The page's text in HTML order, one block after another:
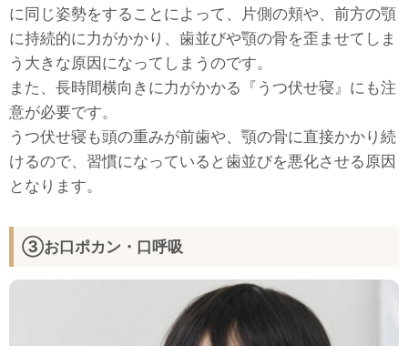
に同じ姿勢をすることによって、片側の頬や、前方の顎
に持続的に力がかかり、歯並びや顎の骨を歪ませてしま
う大きな原因になってしまうのです。
また、長時間横向きに力がかかる『うつ伏せ寝』にも注
意が必要です。
うつ伏せ寝も頭の重みが前歯や、顎の骨に直接かかり続
けるので、習慣になっていると歯並びを悪化させる原因
となります。
③お口ポカン・口呼吸